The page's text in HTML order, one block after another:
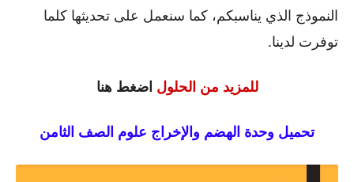
النموذج الذي يناسبكم، كما سنعمل على تحديثها كلما
توفرت لدينا.
للمزيد من الحلول اضغط هنا
تحميل وحدة الهضم والإخراج علوم الصف الثامن